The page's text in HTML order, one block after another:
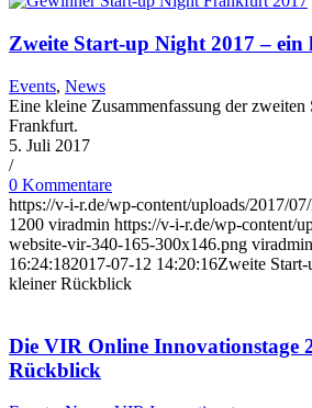
Zweite Start-up Night 2017 –
Events, News
Eine kleine Zusammenfassung der
Frankfurt.
5. Juli 2017
/
0 Kommentare
https://v-i-r.de/wp-content/uploads/2017/
1200 viradmin https://v-i-r.de/wp-content/
website-vir-340-165-300x146.png viradmin
16:24:182017-07-12 14:20:16Zweite
kleiner Rückblick
Die VIR Online Innovationstage
Rückblick